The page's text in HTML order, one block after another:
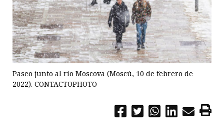
Paseo junto al río Moscova (Moscú, 10 de febrero de
2022). CONTACTOPHOTO